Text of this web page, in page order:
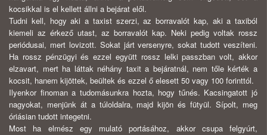
kocsikkal is el kellett állni a bejárat elől.
Tudni kell, hogy aki a taxist szerzi, az borravalót kap, aki a taxiból
kiemeli az érkező utast, az borravalót kap. Neki pedig voltak rossz
periódusai, mert lovizott. Sokat járt versenyre, sokat tudott veszíteni.
Ha rossz pénzügyi és ezzel együtt rossz lelki passzban volt, akkor
elzavart, mert ha láttak néhány taxit a bejáratnál, nem tőle kérték a
kocsit, hanem kijöttek, beültek és ezzel ő elesett 50 vagy 100 forinttól.
Ilyenkor finoman a tudomásunkra hozta, hogy tűnés. Kacsingatott jó
nagyokat, menjünk át a túloldalra, majd kijön és fütyül. Sípolt, meg
óriásian tudott integetni.
Most ha elmész egy mulató portásához, akkor csupa felgyúrt,